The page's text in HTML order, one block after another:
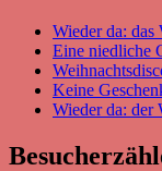
Wieder da: das
Eine niedliche
Keine
Wieder da: der